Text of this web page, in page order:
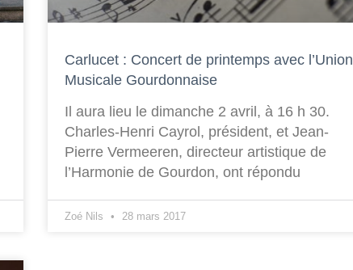
Carlucet : Concert de printemps avec l’Union
Musicale Gourdonnaise
Il aura lieu le dimanche 2 avril, à 16 h 30.
Charles-Henri Cayrol, président, et Jean-
Pierre Vermeeren, directeur artistique de
l’Harmonie de Gourdon, ont répondu
Zoé Nils 28 mars 2017